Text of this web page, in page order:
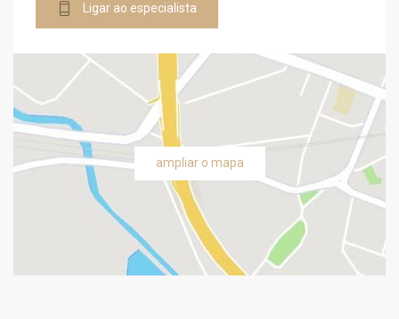
Ligar ao especialista
ampliar o mapa